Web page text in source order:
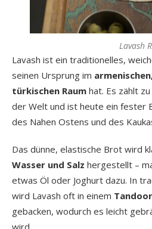
Lavash
Lavash ist ein traditionelles,
seinen Ursprung im
türkischen Raum hat. Es zählt
der Welt und ist heute ein fester
des Nahen Ostens und des
Das dünne, elastische Brot wird
Wasser und Salz hergestellt –
etwas Öl oder Joghurt dazu. In
wird Lavash oft in einem
gebacken, wodurch es leicht
wird.